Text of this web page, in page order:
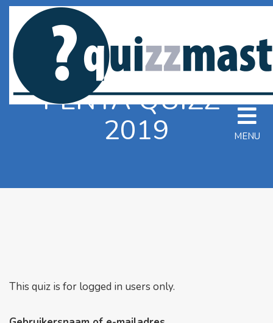
MENU
PENTA QUIZZ²
2019
This quiz is for logged in users only.